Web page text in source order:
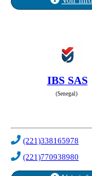
IBS SAS
(Senegal)
(221)338165978
(221)770938980